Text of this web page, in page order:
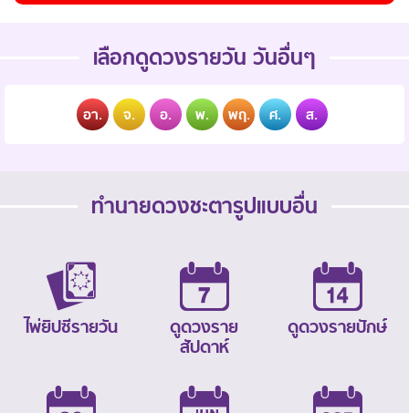
เลือกดูดวงรายวัน วันอื่นๆ
อา. จ. อ. พ. พฤ. ศ. ส.
ทำนายดวงชะตารูปแบบอื่น
ไพ่ยิปซีรายวัน
ดูดวงราย
สัปดาห์
ดูดวงรายปักษ์